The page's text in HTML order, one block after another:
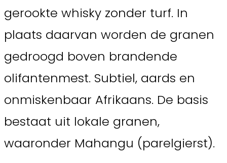
gerookte whisky zonder turf. In
plaats daarvan worden de granen
gedroogd boven brandende
olifantenmest. Subtiel, aards en
onmiskenbaar Afrikaans. De basis
bestaat uit lokale granen,
waaronder Mahangu (parelgierst).